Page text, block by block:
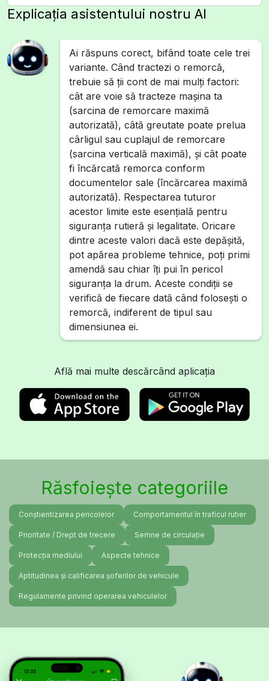
Explicația asistentului nostru AI
Ai răspuns corect, bifând toate cele trei
variante. Când tractezi o remorcă,
trebuie să ții cont de mai mulți factori:
cât are voie să tracteze mașina ta
(sarcina de remorcare maximă
autorizată), câtă greutate poate prelua
cârligul sau cuplajul de remorcare
(sarcina verticală maximă), și cât poate
fi încărcată remorca conform
documentelor sale (încărcarea maximă
autorizată). Respectarea tuturor
acestor limite este esențială pentru
siguranța rutieră și legalitate. Oricare
dintre aceste valori dacă este depășită,
pot apărea probleme tehnice, poți primi
amendă sau chiar îți pui în pericol
siguranța la drum. Aceste condiții se
verifică de fiecare dată când folosești o
remorcă, indiferent de tipul sau
dimensiunea ei.
Află mai multe descărcând aplicația
Răsfoiește categoriile
Conștientizarea pericolelor Comportamentul în traficul rutier
Prioritate / Drept de trecere Semne de circulație
Protecția mediului Aspecte tehnice
Aptitudinea și calificarea șoferilor de vehicule
Regulamente privind operarea vehiculelor